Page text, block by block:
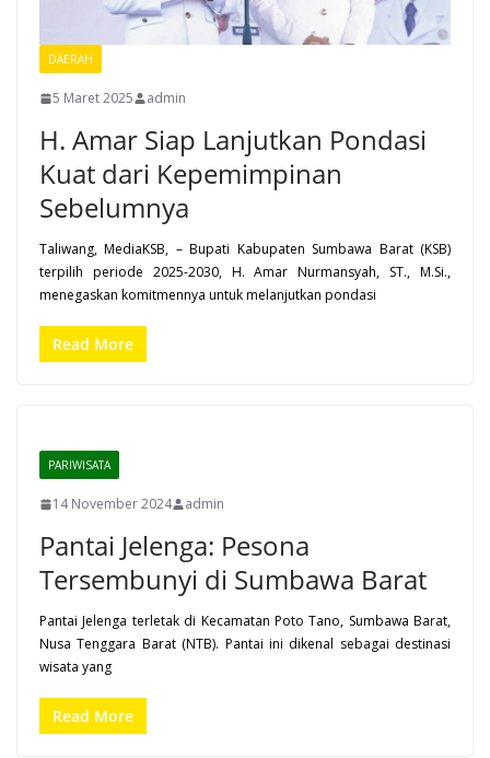
DAERAH
5 Maret 2025 admin
H. Amar Siap Lanjutkan Pondasi
Kuat dari Kepemimpinan
Sebelumnya
Taliwang, MediaKSB, – Bupati Kabupaten Sumbawa Barat (KSB)
terpilih periode 2025-2030, H. Amar Nurmansyah, ST., M.Si.,
menegaskan komitmennya untuk melanjutkan pondasi
Read More
PARIWISATA
14 November 2024 admin
Pantai Jelenga: Pesona
Tersembunyi di Sumbawa Barat
Pantai Jelenga terletak di Kecamatan Poto Tano, Sumbawa Barat,
Nusa Tenggara Barat (NTB). Pantai ini dikenal sebagai destinasi
wisata yang
Read More